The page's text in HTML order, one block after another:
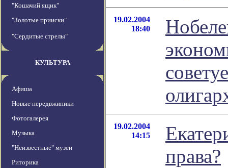
"Кошачий ящик"
"Золотые прииски"
"Сердитые стрелы"
КУЛЬТУРА
Афиша
Новые передвжиники
Фотогалерея
Музыка
"Неизвестные" музеи
Риторика
19.02.2004
18:40
19.02.2004
14:15
права?